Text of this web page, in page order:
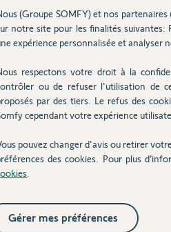
12 ans
aidé ?
utile
(Groupe SOMFY) et nos
notre site pour les finalités suivantes:
expérience personnalisée et analyser
respectons votre droit à la
ou de refuser l'utilisation de
par des tiers. Le refus des
cependant votre expérience
pouvez changer d'avis ou retirer
des cookies. Pour plus
Gérer mes préférences